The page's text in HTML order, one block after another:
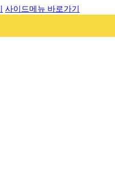
사이드메뉴 바로가기